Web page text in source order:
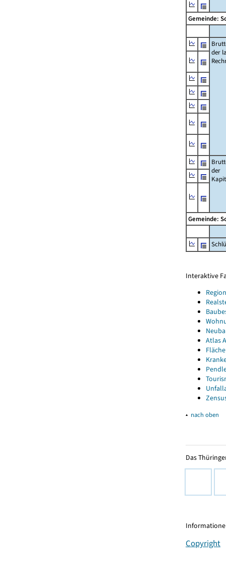
Gemeinde:
der
der
Gemeinde:
Interaktive
Atlas
▴ nach oben
Das
Copyright